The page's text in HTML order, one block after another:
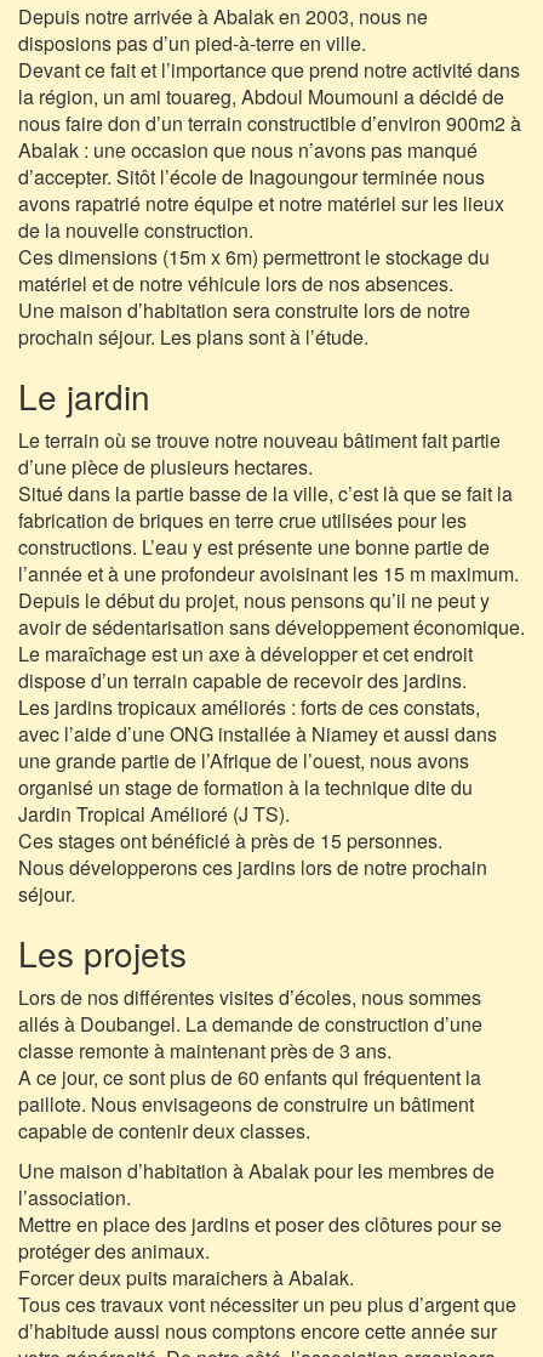
Depuis notre arrivée à Abalak en 2003, nous ne
disposions pas d’un pied-à-terre en ville.
Devant ce fait et l’importance que prend notre activité dans
la région, un ami touareg, Abdoul Moumouni a décidé de
nous faire don d’un terrain constructible d’environ 900m2 à
Abalak : une occasion que nous n’avons pas manqué
d’accepter. Sitôt l’école de Inagoungour terminée nous
avons rapatrié notre équipe et notre matériel sur les lieux
de la nouvelle construction.
Ces dimensions (15m x 6m) permettront le stockage du
matériel et de notre véhicule lors de nos absences.
Une maison d’habitation sera construite lors de notre
prochain séjour. Les plans sont à l’étude.
Le jardin
Le terrain où se trouve notre nouveau bâtiment fait partie
d’une pièce de plusieurs hectares.
Situé dans la partie basse de la ville, c’est là que se fait la
fabrication de briques en terre crue utilisées pour les
constructions. L’eau y est présente une bonne partie de
l’année et à une profondeur avoisinant les 15 m maximum.
Depuis le début du projet, nous pensons qu’il ne peut y
avoir de sédentarisation sans développement économique.
Le maraîchage est un axe à développer et cet endroit
dispose d’un terrain capable de recevoir des jardins.
Les jardins tropicaux améliorés : forts de ces constats,
avec l’aide d’une ONG installée à Niamey et aussi dans
une grande partie de l’Afrique de l’ouest, nous avons
organisé un stage de formation à la technique dite du
Jardin Tropical Amélioré (J TS).
Ces stages ont bénéficié à près de 15 personnes.
Nous développerons ces jardins lors de notre prochain
séjour.
Les projets
Lors de nos différentes visites d’écoles, nous sommes
allés à Doubangel. La demande de construction d’une
classe remonte à maintenant près de 3 ans.
A ce jour, ce sont plus de 60 enfants qui fréquentent la
paillote. Nous envisageons de construire un bâtiment
capable de contenir deux classes.
Une maison d’habitation à Abalak pour les membres de
l’association.
Mettre en place des jardins et poser des clôtures pour se
protéger des animaux.
Forcer deux puits maraichers à Abalak.
Tous ces travaux vont nécessiter un peu plus d’argent que
d’habitude aussi nous comptons encore cette année sur